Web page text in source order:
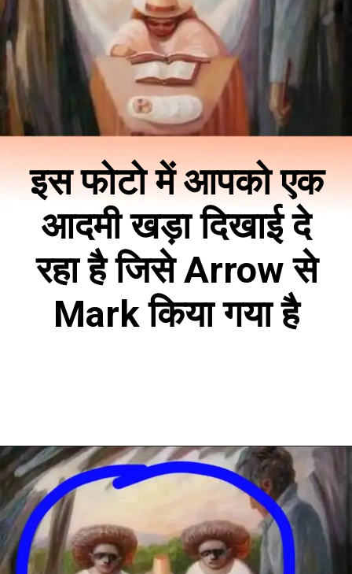
इस फोटो में आपको एक
आदमी खड़ा दिखाई दे
रहा है जिसे Arrow से
Mark किया गया है